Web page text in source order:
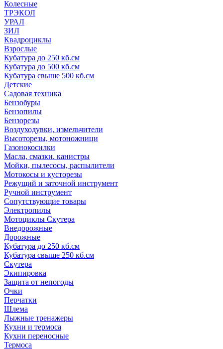
Колесные
ТРЭКОЛ
УРАЛ
ЗИЛ
Квадроциклы
Взрослые
Кубатура до 250 кб.см
Кубатура до 500 кб.см
Кубатура свыше 500 кб.см
Детские
Садовая техника
Бензобуры
Бензопилы
Бензорезы
Воздуходувки, измельчители
Высоторезы, мотоножници
Газонокосилки
Масла, смазки. канистры
Мойки, пылесосы, распылители
Мотокосы и кусторезы
Режущий и заточной инструмент
Ручной инструмент
Сопутствующие товары
Электропилы
Мотоциклы Скутера
Внедорожные
Дорожные
Кубатура до 250 кб.см
Кубатура свыше 250 кб.см
Скутера
Экипировка
Защита от непогоды
Очки
Перчатки
Шлема
Лыжные тренажеры
Кухни и термоса
Кухни переносные
Термоса